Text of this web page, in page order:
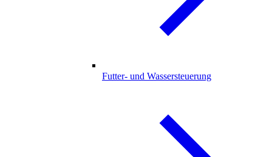
Futter- und Wassersteuerung